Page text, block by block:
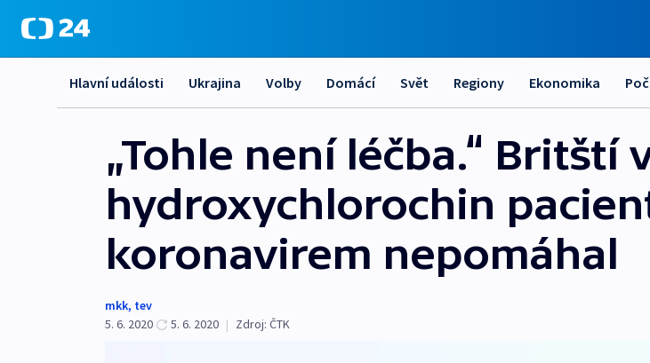
Hlavní události Ukrajina Volby Domácí Svět Regiony Ekonomika
„Tohle není léčba.“ Britští
hydroxychlorochin
koronavirem nepomáhal
mkk, tev
5. 6. 2020
5. 6. 2020 | Zdroj: ČTK